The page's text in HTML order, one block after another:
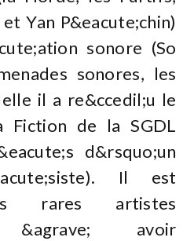
Yan P&eacute;chin)
sonore (So
sonores, les
il a re&ccedil;u le
Fiction de la SGDL
d&rsquo;un
Il est
rares artistes
&agrave; avoir